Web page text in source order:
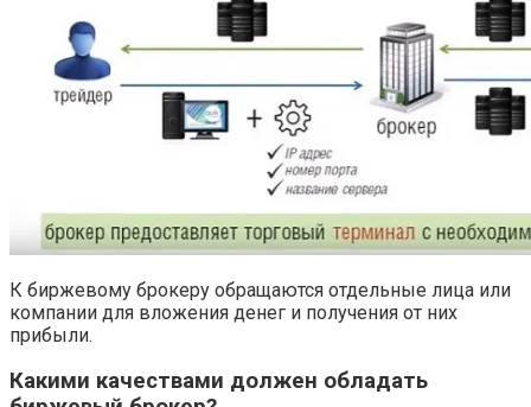
К биржевому брокеру обращаются отдельные лица или
компании для вложения денег и получения от них
прибыли.
Какими качествами должен обладать